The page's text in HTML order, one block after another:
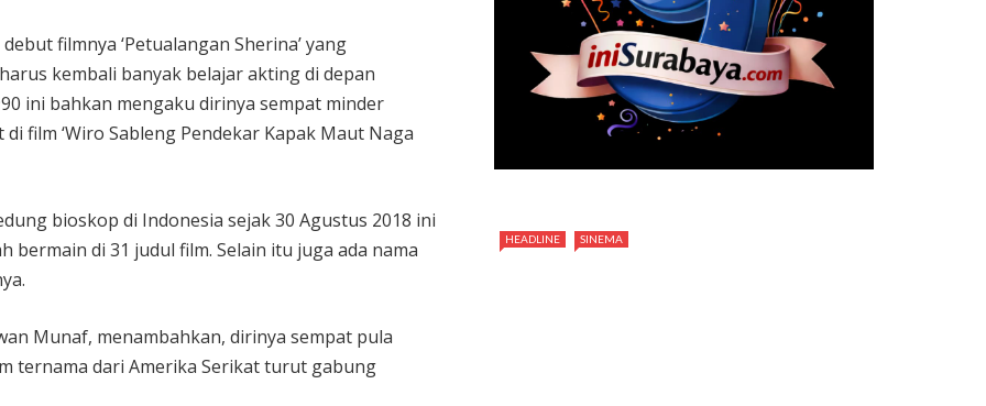
filmnya ‘Petualangan Sherina’ yang
kembali banyak belajar akting di depan
ini bahkan mengaku dirinya sempat minder
film ‘Wiro Sableng Pendekar Kapak Maut Naga
bioskop di Indonesia sejak 30 Agustus 2018 ini
di 31 judul film. Selain itu juga ada nama
Munaf, menambahkan, dirinya sempat pula
ternama dari Amerika Serikat turut gabung
HEADLINE SINEMA